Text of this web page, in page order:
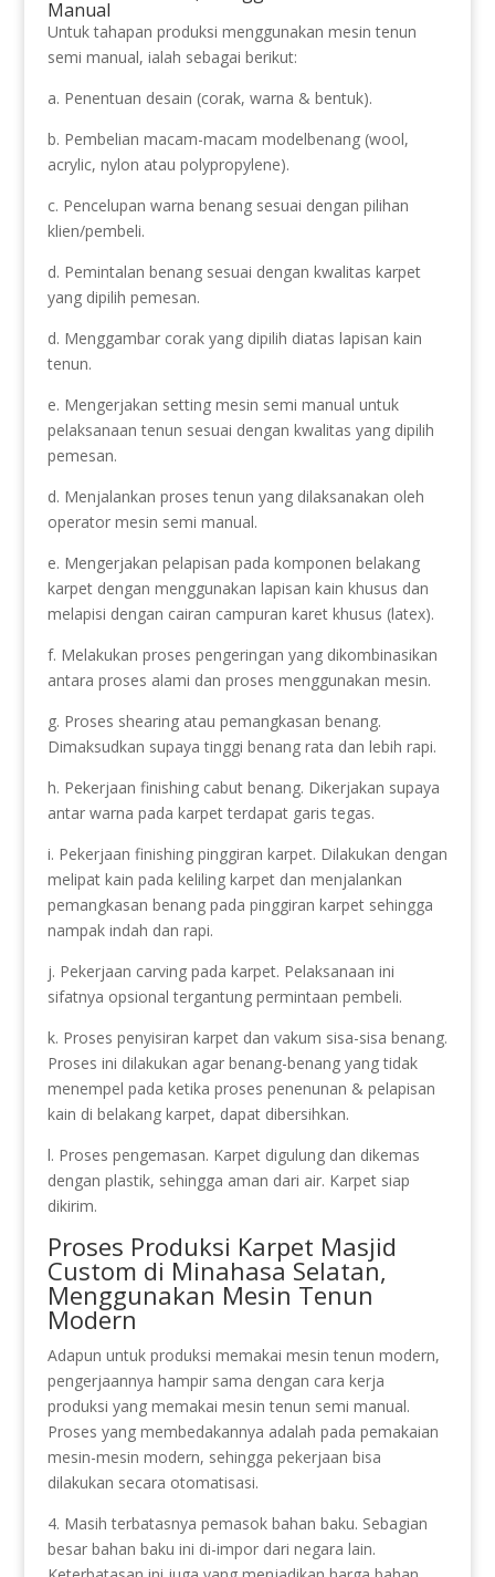
Manual
Untuk tahapan produksi menggunakan mesin tenun
semi manual, ialah sebagai berikut:
a. Penentuan desain (corak, warna & bentuk).
b. Pembelian macam-macam modelbenang (wool,
acrylic, nylon atau polypropylene).
c. Pencelupan warna benang sesuai dengan pilihan
klien/pembeli.
d. Pemintalan benang sesuai dengan kwalitas karpet
yang dipilih pemesan.
d. Menggambar corak yang dipilih diatas lapisan kain
tenun.
e. Mengerjakan setting mesin semi manual untuk
pelaksanaan tenun sesuai dengan kwalitas yang dipilih
pemesan.
d. Menjalankan proses tenun yang dilaksanakan oleh
operator mesin semi manual.
e. Mengerjakan pelapisan pada komponen belakang
karpet dengan menggunakan lapisan kain khusus dan
melapisi dengan cairan campuran karet khusus (latex).
f. Melakukan proses pengeringan yang dikombinasikan
antara proses alami dan proses menggunakan mesin.
g. Proses shearing atau pemangkasan benang.
Dimaksudkan supaya tinggi benang rata dan lebih rapi.
h. Pekerjaan finishing cabut benang. Dikerjakan supaya
antar warna pada karpet terdapat garis tegas.
i. Pekerjaan finishing pinggiran karpet. Dilakukan dengan
melipat kain pada keliling karpet dan menjalankan
pemangkasan benang pada pinggiran karpet sehingga
nampak indah dan rapi.
j. Pekerjaan carving pada karpet. Pelaksanaan ini
sifatnya opsional tergantung permintaan pembeli.
k. Proses penyisiran karpet dan vakum sisa-sisa benang.
Proses ini dilakukan agar benang-benang yang tidak
menempel pada ketika proses penenunan & pelapisan
kain di belakang karpet, dapat dibersihkan.
l. Proses pengemasan. Karpet digulung dan dikemas
dengan plastik, sehingga aman dari air. Karpet siap
dikirim.
Proses Produksi Karpet Masjid
Custom di Minahasa Selatan,
Menggunakan Mesin Tenun
Modern
Adapun untuk produksi memakai mesin tenun modern,
pengerjaannya hampir sama dengan cara kerja
produksi yang memakai mesin tenun semi manual.
Proses yang membedakannya adalah pada pemakaian
mesin-mesin modern, sehingga pekerjaan bisa
dilakukan secara otomatisasi.
4. Masih terbatasnya pemasok bahan baku. Sebagian
besar bahan baku ini di-impor dari negara lain.